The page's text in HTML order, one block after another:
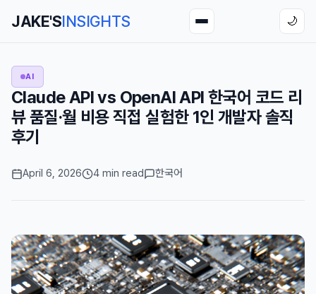
JAKE'SINSIGHTS 🌙
AI
Claude API vs OpenAI API 한국어 코드 리
뷰 품질·월 비용 직접 실험한 1인 개발자 솔직
후기
April 6, 2026 4 min read 한국어